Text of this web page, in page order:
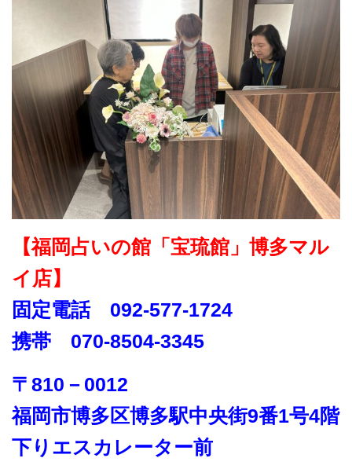
【福岡占いの館「宝琉館」博多マル
イ店】
固定電話 092-577-1724
携帯 070-8504-3345
〒810－0012
福岡市博多区博多駅中央街9番1号4階
下りエスカレーター前